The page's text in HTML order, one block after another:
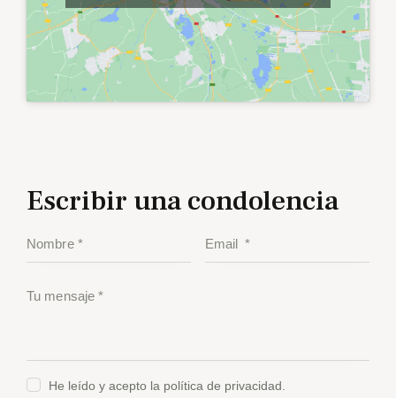
Escribir una condolencia
He leído y acepto la política de privacidad.